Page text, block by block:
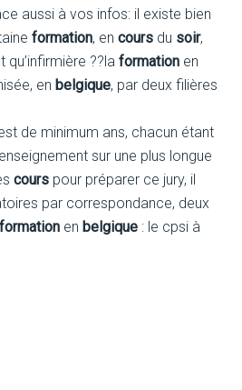
aussi à vos infos: il existe bien
formation, en coursdu soir,
??la formationen
en belgique, par deux filières
de minimum ans, chacun étant
sur une plus longue
courspour préparer ce jury, il
par correspondance, deux
formationen belgique: le cpsi à